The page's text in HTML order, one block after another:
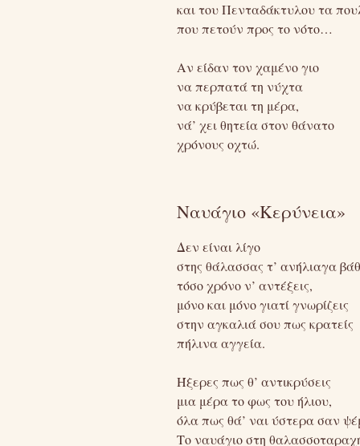
και του Πενταδάκτυλου τα
που πετούν προς το νότο…
Αν είδαν τον χαμένο γιο
να περπατά τη νύχτα
να κρύβεται τη μέρα,
νά’ χει θητεία στον θάνατο
χρόνους οχτώ.
Ναυάγιο «Κερύνεια»
Δεν είναι λίγο
στης θάλασσας τ’ ανήλιαγα
τόσο χρόνο ν’ αντέξεις,
μόνο και μόνο γιατί γνωρίζεις
στην αγκαλιά σου πως κρατείς
πήλινα αγγεία.
Ήξερες πως θ’ αντικρύσεις
μια μέρα το φως του ήλιου,
όλα πως θά’ ναι ύστερα σαν
Το ναυάγιο στη